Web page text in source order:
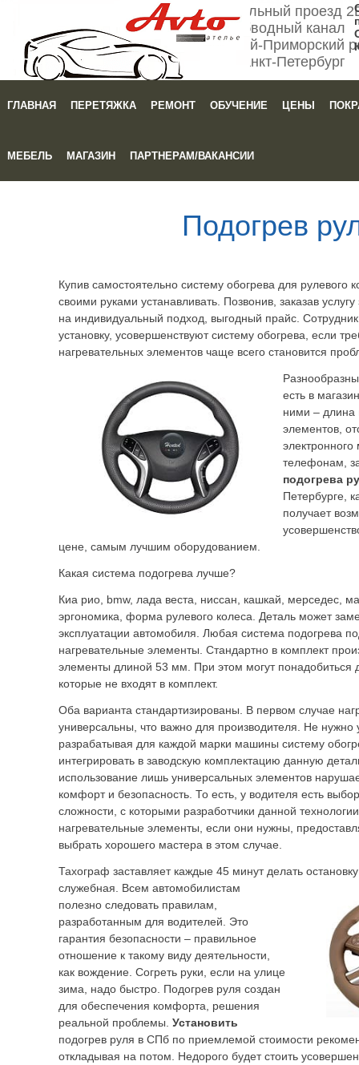
Мебельный проезд
Обводный канал
Кировский-Приморский
Санкт-Петербург
ГЛАВНАЯ ПЕРЕТЯЖКА РЕМОНТ ОБУЧЕНИЕ ЦЕНЫ
МЕБЕЛЬ МАГАЗИН ПАРТНЕРАМ/ВАКАНСИИ
Подогрев
Купив самостоятельно систему обогрева для рулевого
своими руками устанавливать. Позвонив, заказав
на индивидуальный подход, выгодный прайс.
установку, усовершенствуют систему обогрева, если
нагревательных элементов чаще всего становится
есть в
ними – длина
элементов,
телефонам,
подогрева
Петербурге,
получает
цене, самым лучшим оборудованием.
Какая система подогрева лучше?
Киа рио, bmw, лада веста, ниссан, кашкай, мерседес,
эргономика, форма рулевого колеса. Деталь может
эксплуатации автомобиля. Любая система подогрева
нагревательные элементы. Стандартно в комплект
элементы длиной 53 мм. При этом могут понадобиться
которые не входят в комплект.
Оба варианта стандартизированы. В первом случае
универсальны, что важно для производителя. Не нужно
разрабатывая для каждой марки машины систему
интегрировать в заводскую комплектацию данную
использование лишь универсальных элементов
комфорт и безопасность. То есть, у водителя есть
сложности, с которыми разработчики данной
нагревательные элементы, если они нужны,
выбрать хорошего мастера в этом случае.
Тахограф заставляет каждые 45 минут делать
служебная. Всем автомобилистам
полезно следовать правилам,
разработанным для водителей. Это
гарантия безопасности – правильное
отношение к такому виду деятельности,
как вождение. Согреть руки, если на улице
зима, надо быстро. Подогрев руля создан
для обеспечения комфорта, решения
реальной проблемы. Установить
подогрев руля в СПб по приемлемой стоимости
откладывая на потом. Недорого будет стоить